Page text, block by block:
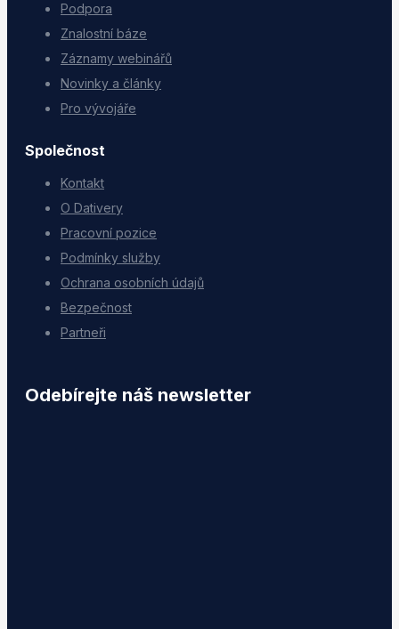
Podpora
Znalostní báze
Záznamy webinářů
Novinky a články
Pro vývojáře
Společnost
Kontakt
O Dativery
Pracovní pozice
Podmínky služby
Ochrana osobních údajů
Bezpečnost
Partneři
Odebírejte náš newsletter